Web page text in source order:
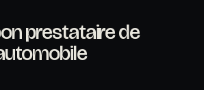
prestataire de